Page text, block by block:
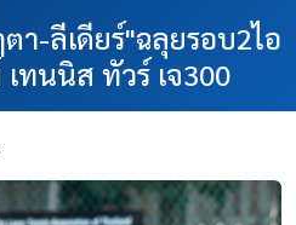
า-ลีเดียร์"ฉลุยรอบ2ไอ
ทนนิส ทัวร์ เจ300